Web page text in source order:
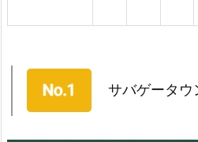
サバゲータウ